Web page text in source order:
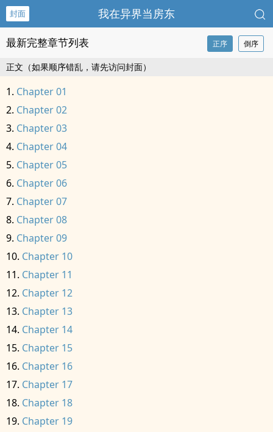
封面 我在异界当房东
最新完整章节列表 正序 倒序
正文（如果顺序错乱，请先访问封面）
Chapter 01
Chapter 02
Chapter 03
Chapter 04
Chapter 05
Chapter 06
Chapter 07
Chapter 08
Chapter 09
Chapter 10
Chapter 11
Chapter 12
Chapter 13
Chapter 14
Chapter 15
Chapter 16
Chapter 17
Chapter 18
Chapter 19